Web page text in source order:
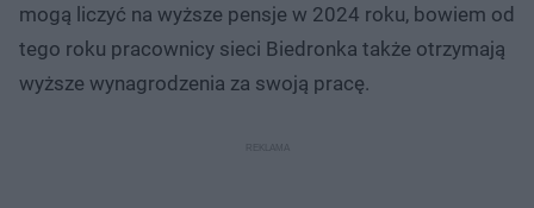
mogą liczyć na wyższe pensje w 2024 roku, bowiem od
tego roku pracownicy sieci Biedronka także otrzymają
wyższe wynagrodzenia za swoją pracę.